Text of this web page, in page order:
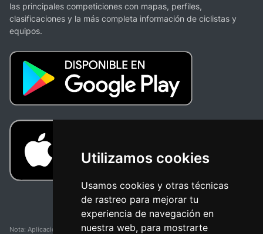
Utilizamos cookies
Usamos cookies y otras técnicas
de rastreo para mejorar tu
experiencia de navegación en
nuestra web, para mostrarte
las principales competiciones con mapas, perfiles,
clasificaciones y la más completa información de ciclistas y
equipos.
Nota: Aplicación y web no oficial y no relacionada con ninguna organización o